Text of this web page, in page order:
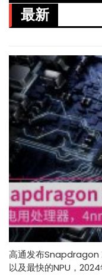
最新
高通发布Snapdragon
以及最快的NPU，2024